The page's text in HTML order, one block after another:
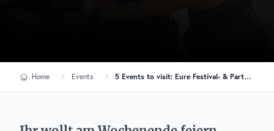
Home Events 5 Events to visit: Eure Festival- & Party-Highlights für den 23., 24. & 25. Juni 2023